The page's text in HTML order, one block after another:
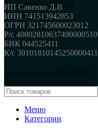
РЕКВИЗИТЫ
ИП Савенко Д.В
ИНН 741513942853
ОГРН 321745600023012
Р/с 40802810637490000510
БИК 044525411
К/с 30101810145250000411
Интернет магазин PALATKOFF
Принимаем все виды оплаты.
Меню
Категории